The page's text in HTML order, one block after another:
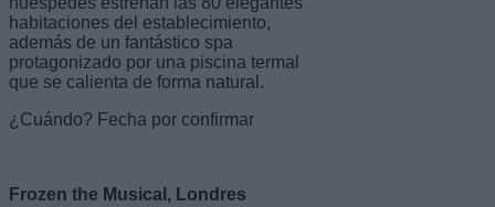
habitaciones del establecimiento,
además de un fantástico spa
protagonizado por una piscina termal
que se calienta de forma natural.
¿Cuándo? Fecha por confirmar
Frozen the Musical, Londres